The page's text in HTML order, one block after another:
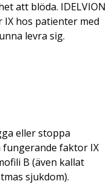
att blöda. IDELVION
hos patienter med
levra sig.
eller stoppa
faktor IX
B (även kallat
sjukdom).